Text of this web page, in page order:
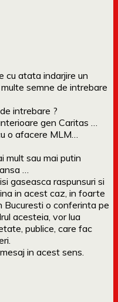
cu atata indarjire un
semne de intrebare
intrebare ?
gen Caritas …
o afacere MLM…
mult sau mai putin
…
gaseasca raspunsuri si
in acest caz, in foarte
o conferinta pe
acesteia, vor lua
publice, care fac
in acest sens.